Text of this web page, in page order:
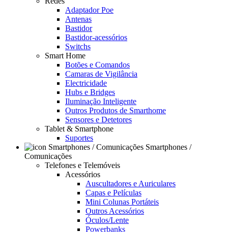
Adaptador Poe
Antenas
Bastidor
Bastidor-acessórios
Switchs
Smart Home
Botões e Comandos
Camaras de Vigilância
Electricidade
Hubs e Bridges
Iluminação Inteligente
Outros Produtos de Smarthome
Sensores e Detetores
Tablet & Smartphone
Suportes
Smartphones /
Comunicações
Telefones e Telemóveis
Acessórios
Auscultadores e Auriculares
Capas e Películas
Mini Colunas Portáteis
Outros Acessórios
Óculos/Lente
Powerbanks